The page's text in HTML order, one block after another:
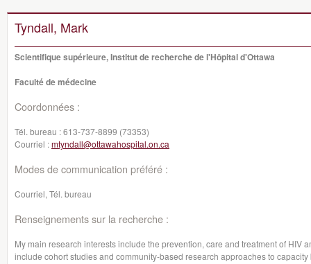
Tyndall, Mark
Scientifique supérieure, Institut de recherche de l'Hôpital d'Ottawa
Faculté de médecine
Coordonnées :
Tél. bureau :613-737-8899 (73353)
Courriel :mtyndall@ottawahospital.on.ca
Modes de communication préféré :
Courriel, Tél. bureau
Renseignements sur la recherche :
My main research interests include the prevention, care and treatment of HIV
include cohort studies and community-based research approaches to